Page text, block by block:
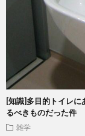
[知識]多目的トイレ
るべきものだった件
雑学